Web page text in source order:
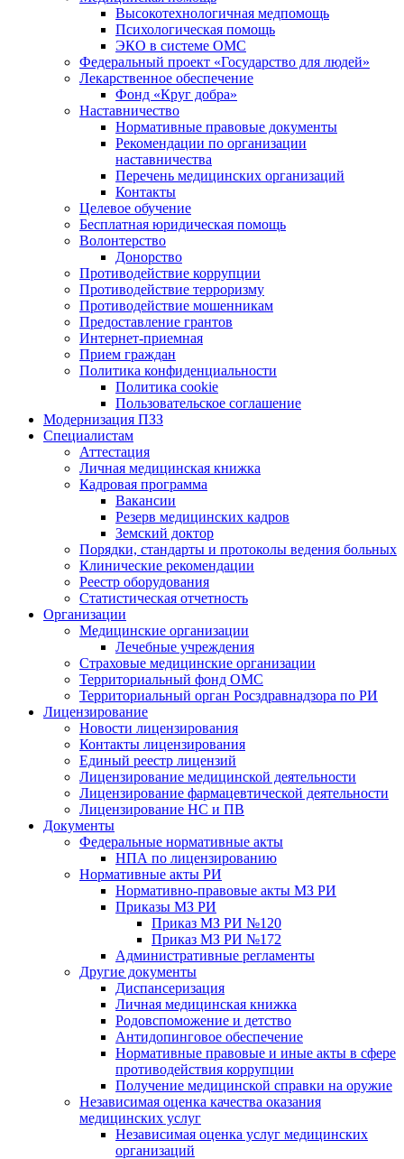
Высокотехнологичная медпомощь
Психологическая помощь
ЭКО в системе ОМС
Федеральный проект «Государство для людей»
Лекарственное обеспечение
Фонд «Круг добра»
Наставничество
Нормативные правовые документы
Рекомендации по организации
наставничества
Перечень медицинских организаций
Контакты
Целевое обучение
Бесплатная юридическая помощь
Волонтерство
Донорство
Противодействие коррупции
Противодействие терроризму
Противодействие мошенникам
Предоставление грантов
Интернет-приемная
Прием граждан
Политика конфиденциальности
Политика cookie
Пользовательское соглашение
Модернизация ПЗЗ
Специалистам
Аттестация
Личная медицинская книжка
Кадровая программа
Вакансии
Резерв медицинских кадров
Земский доктор
Порядки, стандарты и протоколы ведения больных
Клинические рекомендации
Реестр оборудования
Статистическая отчетность
Организации
Медицинские организации
Лечебные учреждения
Страховые медицинские организации
Территориальный фонд ОМС
Территориальный орган Росздравнадзора по РИ
Лицензирование
Новости лицензирования
Контакты лицензирования
Единый реестр лицензий
Лицензирование медицинской деятельности
Лицензирование фармацевтической деятельности
Лицензирование НС и ПВ
Документы
Федеральные нормативные акты
НПА по лицензированию
Нормативные акты РИ
Нормативно-правовые акты МЗ РИ
Приказы МЗ РИ
Приказ МЗ РИ №120
Приказ МЗ РИ №172
Административные регламенты
Другие документы
Диспансеризация
Личная медицинская книжка
Родовспоможение и детство
Антидопинговое обеспечение
Нормативные правовые и иные акты в сфере
противодействия коррупции
Получение медицинской справки на оружие
Независимая оценка качества оказания
медицинских услуг
Независимая оценка услуг медицинскиx
организаций